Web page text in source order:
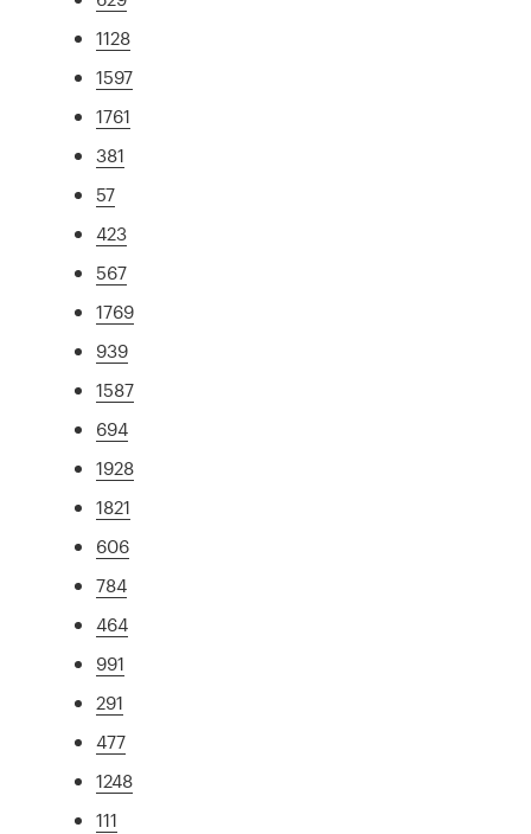
1128
1597
1761
381
57
423
567
1769
939
1587
694
1928
1821
606
784
464
991
291
477
1248
111